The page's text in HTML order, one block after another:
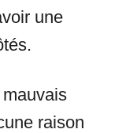
une
raison